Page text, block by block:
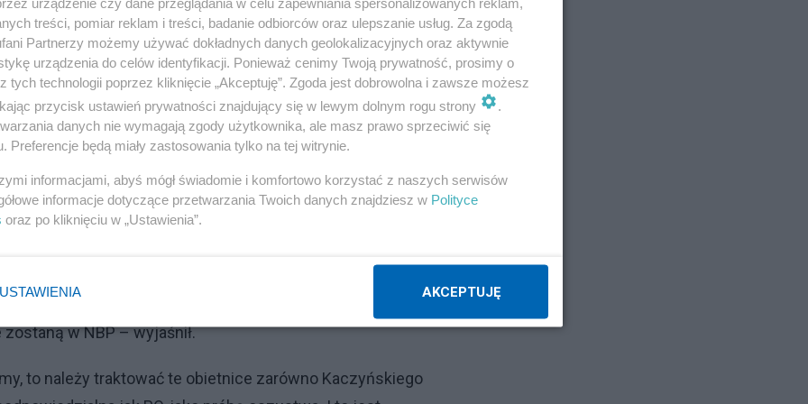
Balcerowicz.
głównej partii opozycyjnej, nie ma w nich prawie żadnej
w formie nacjonalizacji jej dużej części? To
urzędy – dodał.
był gościem w telewizji News 24. Pytany o spór w
krajów Zachodu, politycy nie ośmieliliby się
zrozumie, że na to trzeba wziąć pieniądze – a
podatków albo – co gorsza – z dodrukowania
w NBP – wyjaśnił.
to należy traktować te obietnice zarówno Kaczyńskiego
treści, pomiar reklam i treści, badanie odbiorców oraz ulepszanie usług. Za zgodą
Partnerzy możemy używać dokładnych danych geolokalizacyjnych oraz aktywnie
urządzenia do celów identyfikacji. Ponieważ cenimy Twoją prywatność, prosimy o
tych technologii poprzez kliknięcie „Akceptuję”. Zgoda jest dobrowolna i zawsze możesz
przycisk ustawień prywatności znajdujący się w lewym dolnym rogu strony
.
danych nie wymagają zgody użytkownika, ale masz prawo sprzeciwić się
Preferencje będą miały zastosowania tylko na tej witrynie.
informacjami, abyś mógł świadomie i komfortowo korzystać z naszych serwisów
informacje dotyczące przetwarzania Twoich danych znajdziesz w Polityce
oraz po kliknięciu w „Ustawienia”.
USTAWIENIA AKCEPTUJĘ